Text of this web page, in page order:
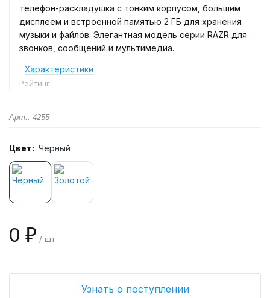
телефон-раскладушка с тонким корпусом, большим
дисплеем и встроенной памятью 2 ГБ для хранения
музыки и файлов. Элегантная модель серии RAZR для
звонков, сообщений и мультимедиа.
Характеристики
Рейтинг:
Арт.: 4255
Цвет: Черный
0 ₽ / шт
Узнать о поступлении